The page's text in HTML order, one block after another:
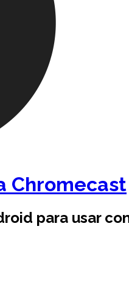
Chromecast
para usar